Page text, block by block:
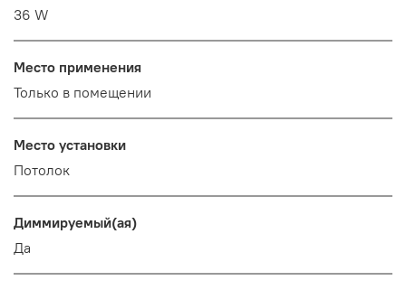
36 W
Место применения
Только в помещении
Место установки
Потолок
Диммируемый(ая)
Да